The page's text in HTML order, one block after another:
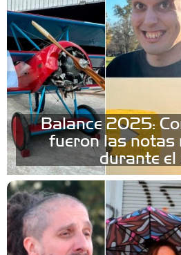
Balance 2025:
fueron las notas
durante el